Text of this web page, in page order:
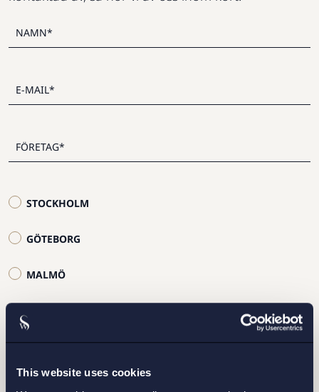
This website uses cookies
STOCKHOLM
GÖTEBORG
MALMÖ